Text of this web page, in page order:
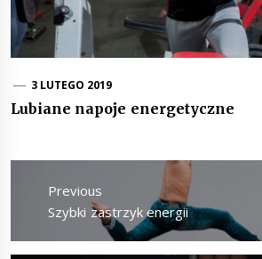
3 LUTEGO 2019
Lubiane napoje energetyczne
Nawigacja
wpisuPrevious
Previous
Szybki zastrzyk energii